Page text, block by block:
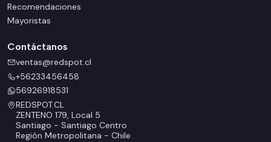
Recomendaciones
Mayoristas
Contáctanos
ventas@redspot.cl
+56233456458
56926918531
REDSPOT.CL
ZENTENO 179, Local 5
Santiago - Santiago Centro
Región Metropolitana - Chile